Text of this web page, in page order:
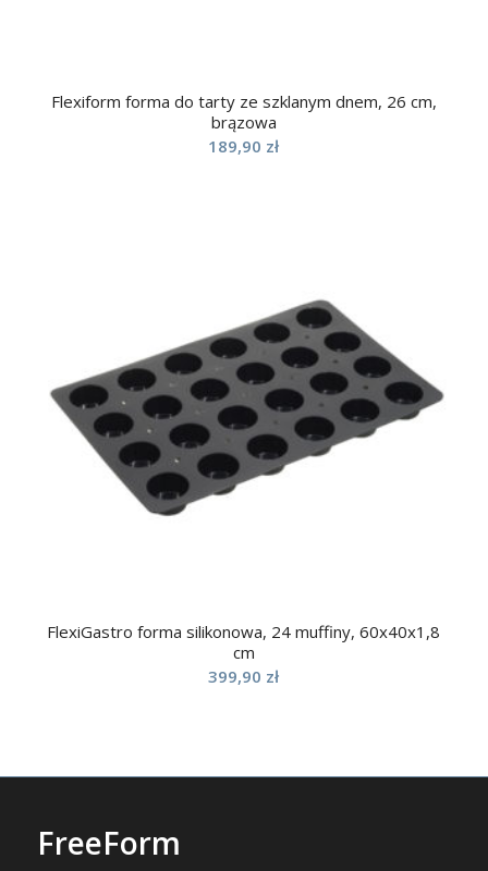
Flexiform forma do tarty ze szklanym dnem, 26 cm,
brązowa
189,90 zł
FlexiGastro forma silikonowa, 24 muffiny, 60x40x1,8
cm
399,90 zł
FreeForm